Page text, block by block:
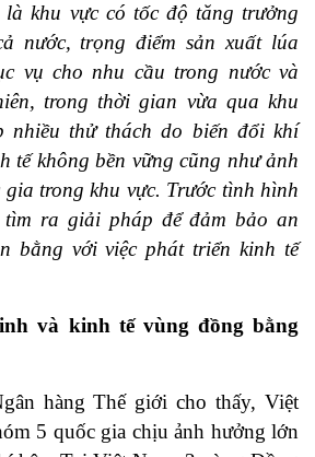
là khu vực có tốc độ tăng trưởng
nước, trọng điểm sản xuất lúa
vụ cho nhu cầu trong nước và
trong thời gian vừa qua khu
nhiều thử thách do biến đổi khí
tế không bền vững cũng như ảnh
trong khu vực. Trước tình hình
tìm ra giải pháp để đảm bảo an
bằng vớiviệcphát triển kinh tế
và kinh tế vùng đồng bằng
hàng Thế giới cho thấy, Việt
5 quốc gia chịu ảnh hưởng lớn